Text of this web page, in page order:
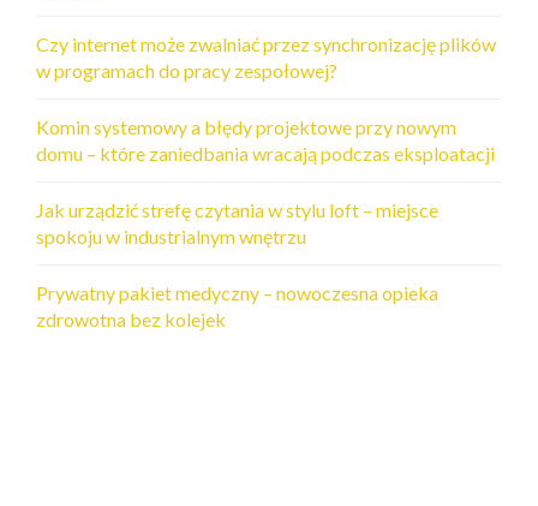
Czy internet może zwalniać przez synchronizację plików
w programach do pracy zespołowej?
Komin systemowy a błędy projektowe przy nowym
domu – które zaniedbania wracają podczas eksploatacji
Jak urządzić strefę czytania w stylu loft – miejsce
spokoju w industrialnym wnętrzu
Prywatny pakiet medyczny – nowoczesna opieka
zdrowotna bez kolejek